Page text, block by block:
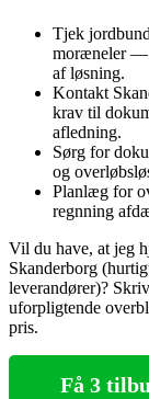
Tjek
moræneler —
af løsning.
Kontakt
krav til
afledning.
Sørg for
og
Planlæg for
regnning
Vil du have, at jeg
Skanderborg
leverandører)?
uforpligtende
pris.
Få 3